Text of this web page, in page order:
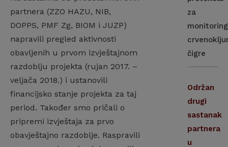
partnera (ZZO HAZU, NIB,
DOPPS, PMF Zg, BIOM i JUZP)
napravili pregled aktivnosti
obavljenih u prvom izvještajnom
razdoblju projekta (rujan 2017. –
veljača 2018.) i ustanovili
financijsko stanje projekta za taj
period. Također smo pričali o
pripremi izvještaja za prvo
obavještajno razdoblje. Raspravili
za
monitoring
čigre
Održan
drugi
sastanak
partnera
u